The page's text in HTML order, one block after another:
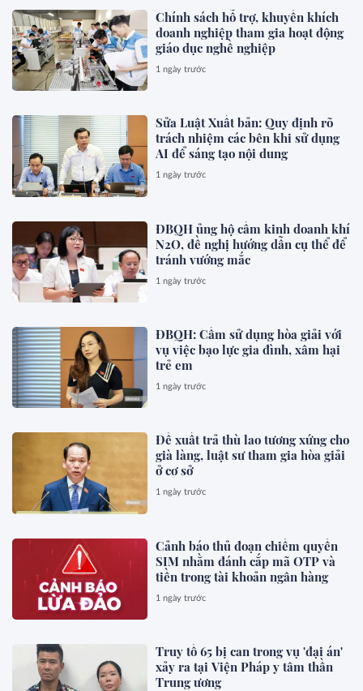
Chính sách hỗ trợ, khuyến khích
doanh nghiệp tham gia hoạt động
giáo dục nghề nghiệp
1 ngày trước
Sửa Luật Xuất bản: Quy định rõ
trách nhiệm các bên khi sử dụng
AI để sáng tạo nội dung
1 ngày trước
ĐBQH ủng hộ cấm kinh doanh khí
N2O, đề nghị hướng dẫn cụ thể để
tránh vướng mắc
1 ngày trước
ĐBQH: Cấm sử dụng hòa giải với
vụ việc bạo lực gia đình, xâm hại
trẻ em
1 ngày trước
Đề xuất trả thù lao tương xứng cho
già làng, luật sư tham gia hòa giải
ở cơ sở
1 ngày trước
Cảnh báo thủ đoạn chiếm quyền
SIM nhằm đánh cắp mã OTP và
tiền trong tài khoản ngân hàng
1 ngày trước
Truy tố 65 bị can trong vụ 'đại án'
xảy ra tại Viện Pháp y tâm thần
Trung ương